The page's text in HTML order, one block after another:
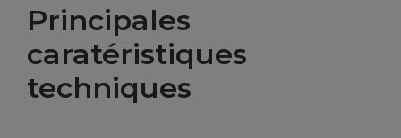
Principales
caratéristiques
techniques